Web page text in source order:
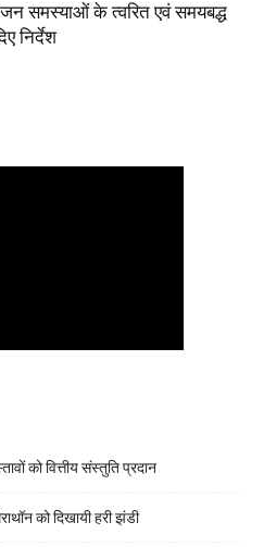
समस्याओं के त्वरित एवं समयबद्ध
निर्देश
को वित्तीय संस्तुति प्रदान
को दिखायी हरी झंडी